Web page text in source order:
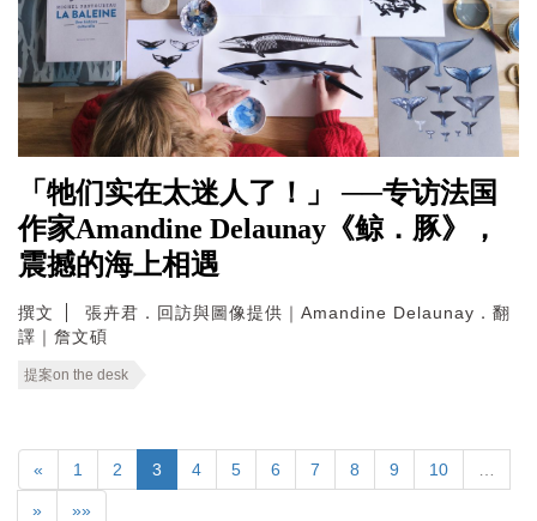
「牠们实在太迷人了！」 ──专访法国
作家Amandine Delaunay《鲸．豚》，
震撼的海上相遇
撰文
張卉君．回訪與圖像提供｜Amandine Delaunay．翻
譯｜詹文碩
提案on the desk
« 1 2 3 4 5 6 7 8 9 10
» »»